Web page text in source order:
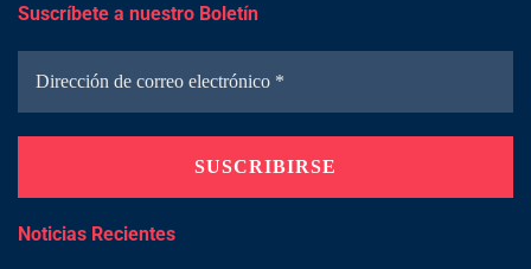
Suscríbete a nuestro Boletín
Noticias Recientes